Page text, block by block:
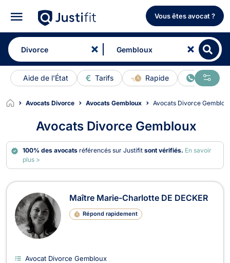
Vous êtes avocat ?
Aide de l'État Tarifs Rapide En ligne
Avocats Divorce Avocats Gembloux Avocats Divorce
Avocats Divorce Gembloux
100% des avocats référencés sur Justifitsont vérifiés. En savoir
plus >
Avocats en Divorce à Gembloux
Maître Marie-Charlotte DE DECKER
Répond rapidement
Avocat Divorce Gembloux